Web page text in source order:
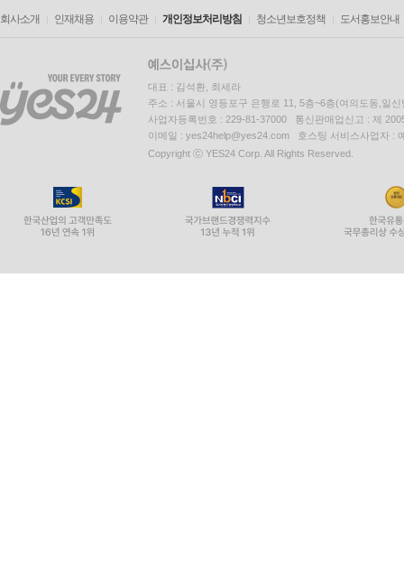
회사소개 인재채용 이용약관 개인정보처리방침 청소년보호정책 도서홍보안내
대표 : 김석환, 최세라
주소 : 서울시 영등포구 은행로 11, 5층~6층(여의도동,일신
사업자등록번호 : 229-81-37000 통신판매업신고 : 제
이메일 : yes24help@yes24.com 호스팅 서비스사업자 :
Copyright ⓒ YES24 Corp. All Rights Reserved.